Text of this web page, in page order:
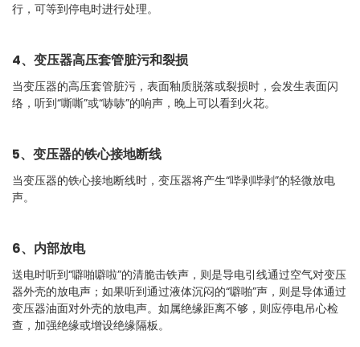
行，可等到停电时进行处理。
4、变压器高压套管脏污和裂损
当变压器的高压套管脏污，表面釉质脱落或裂损时，会发生表面闪
络，听到“嘶嘶”或“哧哧”的响声，晚上可以看到火花。
5、变压器的铁心接地断线
当变压器的铁心接地断线时，变压器将产生“哔剥哔剥”的轻微放电
声。
6、内部放电
送电时听到“噼啪噼啦”的清脆击铁声，则是导电引线通过空气对变压
器外壳的放电声；如果听到通过液体沉闷的“噼啪”声，则是导体通过
变压器油面对外壳的放电声。如属绝缘距离不够，则应停电吊心检
查，加强绝缘或增设绝缘隔板。